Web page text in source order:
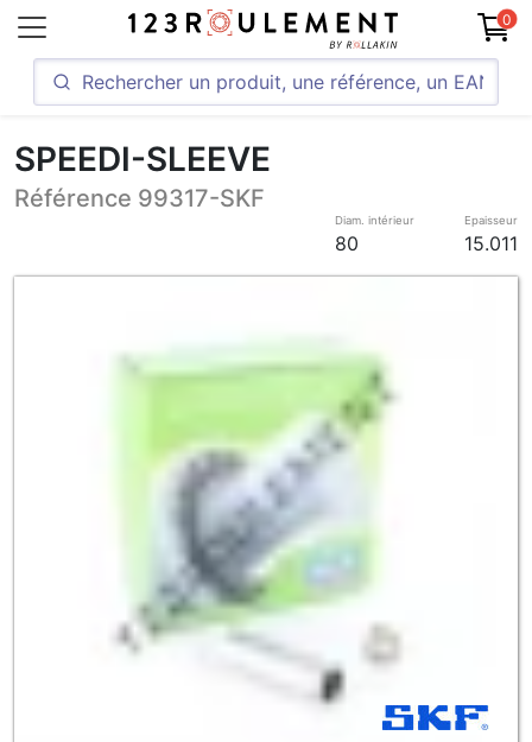
0
SPEEDI-SLEEVE
Référence 99317-SKF
Diam. intérieur
80
Epaisseur
15.011